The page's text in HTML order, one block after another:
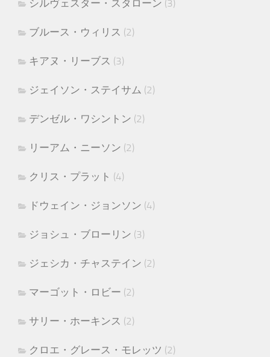
シルヴェスター・スタローン (3)
ブルース・ウィリス (2)
キアヌ・リーブス (3)
ジェイソン・ステイサム (2)
デンゼル・ワシントン (2)
リーアム・ニーソン (2)
クリス・プラット (4)
ドウェイン・ジョンソン (4)
ジョシュ・ブローリン (3)
ジェシカ・チャステイン (2)
マーゴット・ロビー (2)
サリー・ホーキンス (2)
クロエ・グレース・モレッツ (2)